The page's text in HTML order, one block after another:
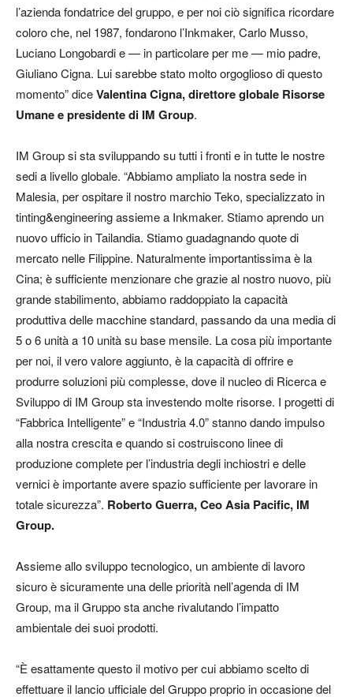
l’azienda fondatrice del gruppo, e per noi ciò significa ricordare
coloro che, nel 1987, fondarono l’Inkmaker, Carlo Musso,
Luciano Longobardi e — in particolare per me — mio padre,
Giuliano Cigna. Lui sarebbe stato molto orgoglioso di questo
momento” diceValentina Cigna, direttore globale Risorse
Umane e presidente di IM Group.
IM Group si sta sviluppando su tutti i fronti e in tutte le nostre
sedi a livello globale. “Abbiamo ampliato la nostra sede in
Malesia, per ospitare il nostro marchio Teko, specializzato in
tinting&engineering assieme a Inkmaker. Stiamo aprendo un
nuovo ufficio in Tailandia. Stiamo guadagnando quote di
mercato nelle Filippine. Naturalmente importantissima è la
Cina; è sufficiente menzionare che grazie al nostro nuovo, più
grande stabilimento, abbiamo raddoppiato la capacità
produttiva delle macchine standard, passando da una media di
5 o 6 unità a 10 unità su base mensile. La cosa più importante
per noi, il vero valore aggiunto, è la capacità di offrire e
produrre soluzioni più complesse, dove il nucleo di Ricerca e
Sviluppo di IM Group sta investendo molte risorse. I progetti di
“Fabbrica Intelligente” e “Industria 4.0” stanno dando impulso
alla nostra crescita e quando si costruiscono linee di
produzione complete per l’industria degli inchiostri e delle
vernici è importante avere spazio sufficiente per lavorare in
totale sicurezza”. Roberto Guerra, Ceo Asia Pacific, IM
Group.
Assieme allo sviluppo tecnologico, un ambiente di lavoro
sicuro è sicuramente una delle priorità nell’agenda di IM
Group, ma il Gruppo sta anche rivalutando l’impatto
ambientale dei suoi prodotti.
“È esattamente questo il motivo per cui abbiamo scelto di
effettuare il lancio ufficiale del Gruppo proprio in occasione del